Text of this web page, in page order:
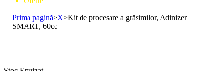
Prima pagină>X>Kit de procesare a grăsimilor, Adinizer
SMART, 60cc